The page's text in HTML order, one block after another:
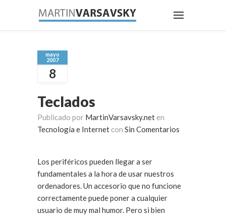
mayo
2007
8
Teclados
Publicado por MartinVarsavsky.net en
Tecnología e Internet con Sin Comentarios
Los periféricos pueden llegar a ser
fundamentales a la hora de usar nuestros
ordenadores. Un accesorio que no funcione
correctamente puede poner a cualquier
usuario de muy mal humor. Pero si bien